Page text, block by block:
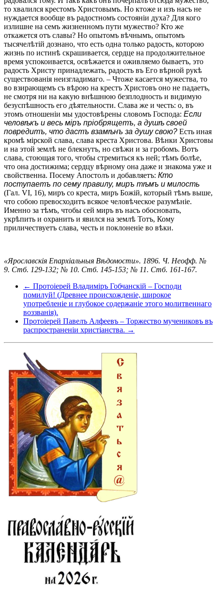
то хвалился крестомъ Христовымъ. Но ктоже и изъ насъ не
нуждается вообще въ радостномъ состояніи духа? Для кого
излишне на семъ жизненномъ пути мужество? Кто же
откажется отъ славы? Но опытомъ вѣчнымъ, опытомъ
тысячелѣтій дознано, что есть одна только радость, которою
жизнь по истинѣ скрашивается, сердце на продолжительное
время успокоивается, освѣжается и оживляемо бываетъ, это
радость Христу принадлежать, радость въ Его вѣрной рукѣ
существованія неизгладимаго. – Чтоже касается мужества, то
во взирающемъ съ вѣрою на крестъ Христовъ оно не падаетъ,
не смотря ни на какую внѣшнюю безплодность и видимую
безуспѣшность его дѣятельности. Слава же и честь: о, въ
этомъ отношеніи мы удостовѣрены словомъ Господа: Если
человѣкъ и весь міръ пріобрящетъ, а душѣ своей
повредитъ, что дастъ взамѣнъ за душу свою? Есть иная
кромѣ мірской слава, слава креста Христова. Вѣнки Христовы
и на этой землѣ не блекнутъ, но свѣжи и за гробомъ. Вотъ
слава, стоющая того, чтобы стремиться къ ней; тѣмъ болѣе,
что она достижима; сердцу вѣрному она даже и знакома уже и
свойственна. Посему Апостолъ и добавляетъ: Кто
поступаетъ по сему правилу, миръ тѣмъ и милость
(Гал. VI, 16), миръ со креста, миръ Божій, который тѣмъ выше,
что собою превосходитъ всякое человѣческое разумѣніе.
Именно за тѣмъ, чтобы сей миръ въ насъ обосновать,
укрѣпить и охранить и явился на землѣ Тотъ, Кому
приличествуетъ слава, честь и поклоненіе во вѣки.
«Ярославскія Епархіальныя Вѣдомости». 1896. Ч. Неофф. №
9. Стб. 129-132; № 10. Стб. 145-153; № 11. Стб. 161-167.
← Протоіерей Владиміръ Гобчанскій – Господи
помилуй! (Древнее происхожденіе, широкое
употребленіе и глубокое содержаніе этого молитвеннаго
воззванія).
Протоіерей Павелъ Алфеевъ – Торжество мучениковъ въ
распространеніи христіанства. →